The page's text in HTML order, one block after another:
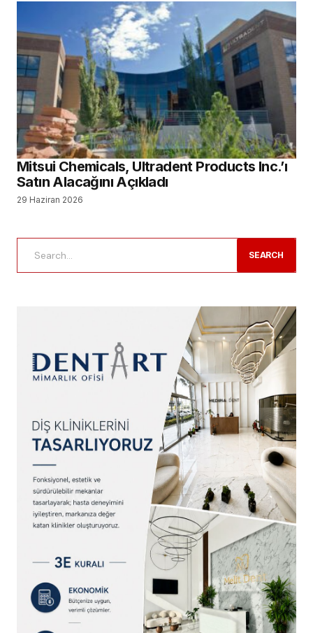
Mitsui Chemicals, Ultradent Products Inc.’ı
Satın Alacağını Açıkladı
29 Haziran 2026
SEARCH